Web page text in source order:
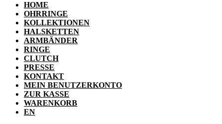
HOME
OHRRINGE
KOLLEKTIONEN
HALSKETTEN
ARMBÄNDER
RINGE
CLUTCH
PRESSE
KONTAKT
MEIN BENUTZERKONTO
ZUR KASSE
WARENKORB
EN